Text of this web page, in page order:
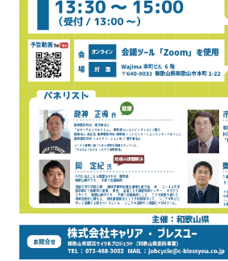
お知らせ
コンプライアンス基本方針
個人情報の取扱について
個人情報保護方針
反社会的勢力排除方針
派遣事業者行動指針